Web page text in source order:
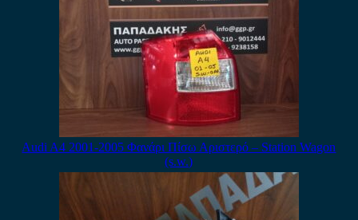
Audi A4 2001-2005 Φανάρι Πίσω Αριστερό – Station Wagon
(s.w.)